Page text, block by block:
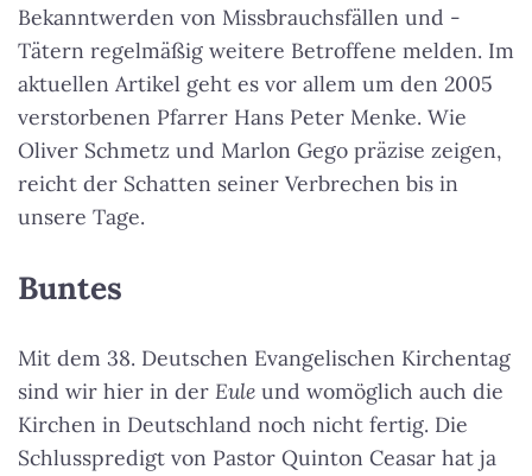
Bekanntwerden von Missbrauchsfällen und -
Tätern regelmäßig weitere Betroffene melden. Im
aktuellen Artikel geht es vor allem um den 2005
verstorbenen Pfarrer Hans Peter Menke. Wie
Oliver Schmetz und Marlon Gego präzise zeigen,
reicht der Schatten seiner Verbrechen bis in
unsere Tage.
Buntes
Mit dem 38. Deutschen Evangelischen Kirchentag
sind wir hier in der Eule und womöglich auch die
Kirchen in Deutschland noch nicht fertig. Die
Schlusspredigt von Pastor Quinton Ceasar hat ja